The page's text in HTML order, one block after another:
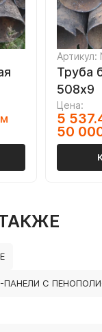
Артикул:
Труба
508х9
Цена:
5
50
С